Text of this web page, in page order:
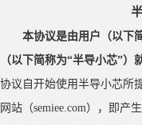
本协议是由用户（以下
（以下简称为“半导小芯”）
协议自开始使用半导小芯所
网站（semiee.com），即产